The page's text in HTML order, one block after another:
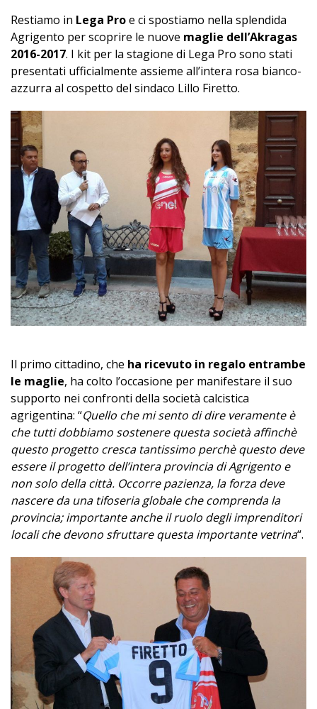
Restiamo in Lega Proe ci spostiamo nella splendida
Agrigento per scoprire le nuove maglie dell’Akragas
2016-2017. I kit per la stagione di Lega Pro sono stati
presentati ufficialmente assieme all’intera rosa bianco-
azzurra al cospetto del sindaco Lillo Firetto.
Il primo cittadino, che ha ricevuto in regalo entrambe
le maglie, ha colto l’occasione per manifestare il suo
supporto nei confronti della società calcistica
agrigentina: “Quello che mi sento di dire veramente è
che tutti dobbiamo sostenere questa società affinchè
questo progetto cresca tantissimo perchè questo deve
essere il progetto dell’intera provincia di Agrigento e
non solo della città. Occorre pazienza, la forza deve
nascere da una tifoseria globale che comprenda la
provincia; importante anche il ruolo degli imprenditori
locali che devono sfruttare questa importante vetrina“.